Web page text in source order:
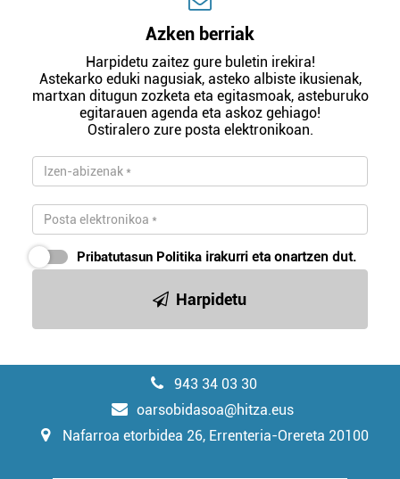
Azken berriak
Harpidetu zaitez gure buletin irekira!
Astekarko eduki nagusiak, asteko albiste ikusienak,
martxan ditugun zozketa eta egitasmoak, asteburuko
egitarauen agenda eta askoz gehiago!
Ostiralero zure posta elektronikoan.
Pribatutasun Politika irakurri eta onartzen dut.
Harpidetu
943 34 03 30
oarsobidasoa@hitza.eus
Nafarroa etorbidea 26, Errenteria-Orereta 20100